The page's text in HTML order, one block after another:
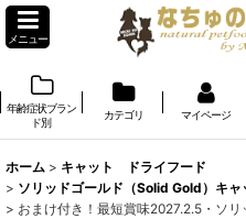
メニュー
年齢症状ブラン
ド別
カテゴリ マイページ
ホーム > キャット ドライフード
> ソリッドゴールド（Solid Gold）キャ
> おまけ付き！最短賞味2027.2.5・ソ